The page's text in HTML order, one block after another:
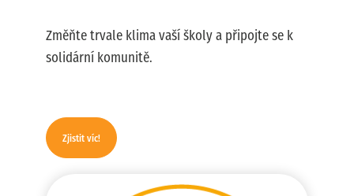
Změňte trvale klima vaší školy a připojte se k
solidární komunitě.
Zjistit víc!